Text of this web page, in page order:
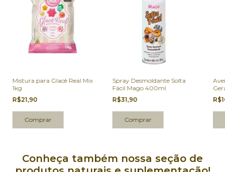
Mistura para Glacê Real Mix
1kg
R$21,90
Spray Desmoldante Solta
Fácil Mago 400ml
R$31,90
Conheça também nossa seção de